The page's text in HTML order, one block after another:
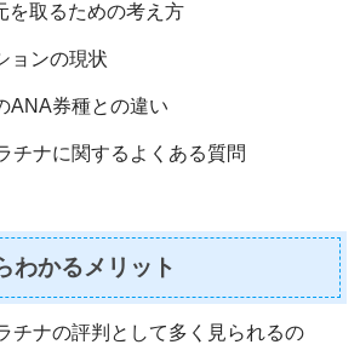
を取るための考え方
ョンの現状
ANA券種との違い
チナに関するよくある質問
わかるメリット
チナの評判として多く見られるの